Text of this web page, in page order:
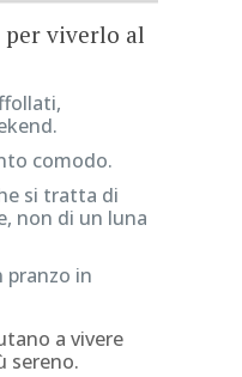
viverlo al
comodo.
si tratta di
non di un luna
pranzo in
a vivere
sereno.